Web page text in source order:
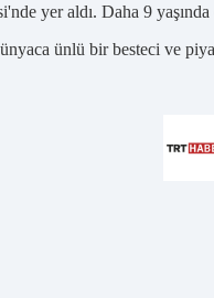
yer aldı. Daha 9 yaşında
ünlü bir besteci ve